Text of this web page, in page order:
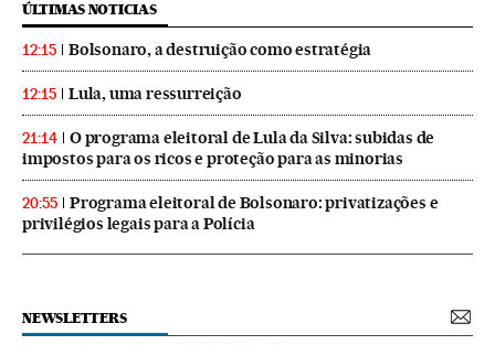
ÚLTIMAS NOTICIAS
12:15 Bolsonaro, a destruição como estratégia
12:15 Lula, uma ressurreição
21:14
O programa eleitoral de Lula da Silva: subidas de
impostos para os ricos e proteção para as minorias
20:55
Programa eleitoral de Bolsonaro: privatizações e
privilégios legais para a Polícia
NEWSLETTERS